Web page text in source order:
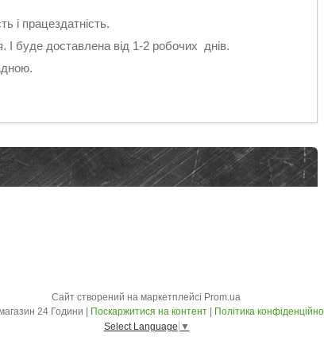
і працездатність.
буде доставлена від 1-2 робочих днів.
Сайт створений на маркетплейсі Prom.ua
Поскаржитися на контент
Політика
Select Language ▼